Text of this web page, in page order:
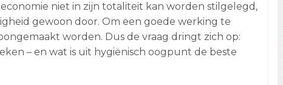
niet in zijn totaliteit kan worden stilgelegd,
gewoon door. Om een goede werking te
worden. Dus de vraag dringt zich op:
– en wat is uit hygiënisch oogpunt de beste